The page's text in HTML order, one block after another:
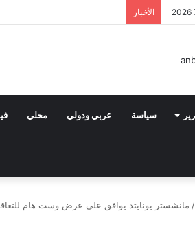
الأخبار
سياسة عربي ودولي محلي
/ مانشستر يونايتد يوافق على عرض وست هام